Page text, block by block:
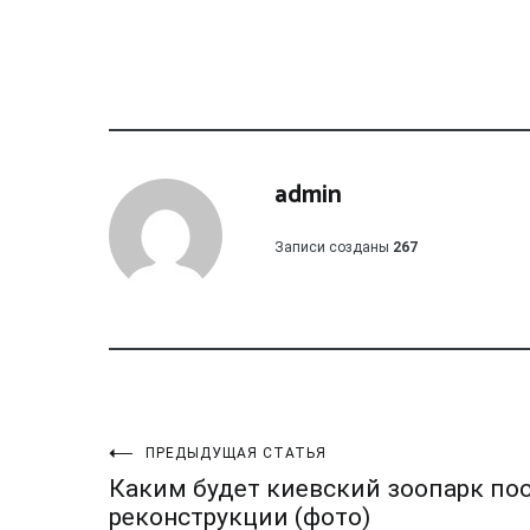
admin
Записи созданы 267
Навигация
ПРЕДЫДУЩАЯ СТАТЬЯ
Каким будет киевский зоопарк
реконструкции (фото)